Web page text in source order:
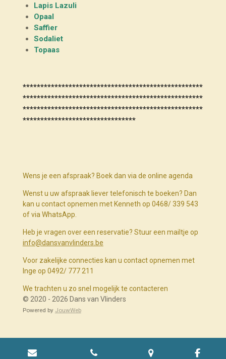
Lapis Lazuli
Opaal
Saffier
Sodaliet
Topaas
***************************************************
***************************************************
***************************************************
********************************
Wens je een afspraak? Boek dan via de online agenda
Wenst u uw afspraak liever telefonisch te boeken? Dan
kan u contact opnemen met Kenneth op 0468/ 339 543
of via WhatsApp.
Heb je vragen over een reservatie? Stuur een mailtje op
info@dansvanvlinders.be
Voor zakelijke connecties kan u contact opnemen met
Inge op 0492/ 777 211
We trachten u zo snel mogelijk te contacteren
© 2020 - 2026 Dans van Vlinders
Powered by JouwWeb